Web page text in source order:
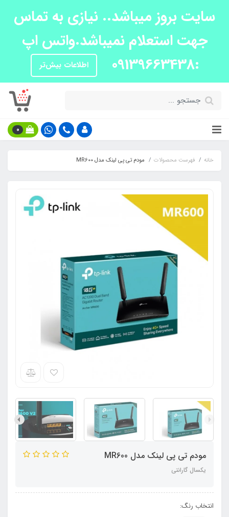
سایت بروز میباشد.. نیازی به تماس
جهت استعلام نمیباشد.واتس اپ
:09139663438
اطلاعات بیش‌تر
0
خانه فهرست محصولات مودم تی پی لینک مدل MR600
مودم تی پی لینک مدل MR600
یکسال گارانتی
انتخاب رنگ: